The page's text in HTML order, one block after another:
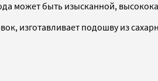
может быть изысканной,
изготавливает подошву из